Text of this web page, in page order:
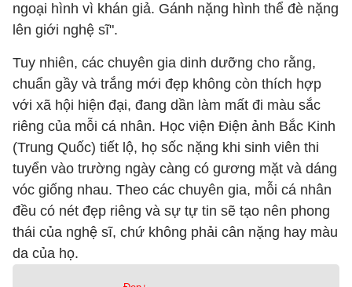
ngoại hình vì khán giả. Gánh nặng hình thể đè nặng
lên giới nghệ sĩ".
Tuy nhiên, các chuyên gia dinh dưỡng cho rằng,
chuẩn gầy và trắng mới đẹp không còn thích hợp
với xã hội hiện đại, đang dần làm mất đi màu sắc
riêng của mỗi cá nhân. Học viện Điện ảnh Bắc Kinh
(Trung Quốc) tiết lộ, họ sốc nặng khi sinh viên thi
tuyển vào trường ngày càng có gương mặt và dáng
vóc giống nhau. Theo các chuyên gia, mỗi cá nhân
đều có nét đẹp riêng và sự tự tin sẽ tạo nên phong
thái của nghệ sĩ, chứ không phải cân nặng hay màu
da của họ.